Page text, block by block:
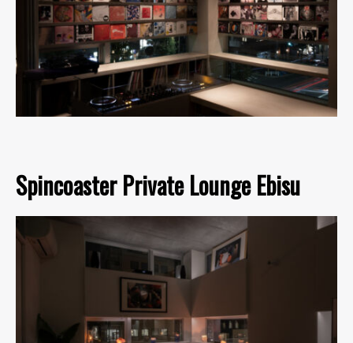
Spincoaster Private Lounge Ebisu